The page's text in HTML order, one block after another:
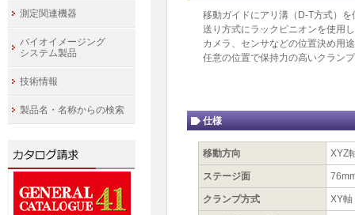
移動ガイドにアリ溝（D-T方式）
送り方式にラックピニオンを使用
カメラ、センサなどの位置決め用
任意の位置で保持力の高いクラン
仕様
移動方向 XYZ
ステージ面
クランプ方式 XY軸
測定関連機器
バイオイメージング
システム製品
技術情報
製品名・名称からの検索